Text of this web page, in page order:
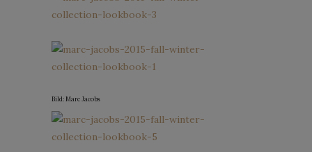
Bild: Marc Jacobs